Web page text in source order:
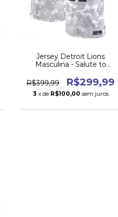
Jersey Detroit Lions
Masculina - Salute to
R$399,99
R$299,99
3 x de R$100,00 sem juros